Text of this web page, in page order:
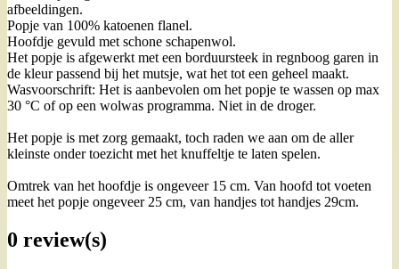
afbeeldingen.
Popje van 100% katoenen flanel.
Hoofdje gevuld met schone schapenwol.
Het popje is afgewerkt met een borduursteek in regnboog garen in
de kleur passend bij het mutsje, wat het tot een geheel maakt.
Wasvoorschrift: Het is aanbevolen om het popje te wassen op max
30 °C of op een wolwas programma. Niet in de droger.
Het popje is met zorg gemaakt, toch raden we aan om de aller
kleinste onder toezicht met het knuffeltje te laten spelen.
Omtrek van het hoofdje is ongeveer 15 cm. Van hoofd tot voeten
meet het popje ongeveer 25 cm, van handjes tot handjes 29cm.
0 review(s)